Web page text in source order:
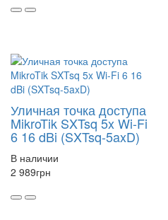
Уличная точка доступа
MikroTik SXTsq 5x Wi-Fi
6 16 dBi (SXTsq-5axD)
В наличии
2 989грн